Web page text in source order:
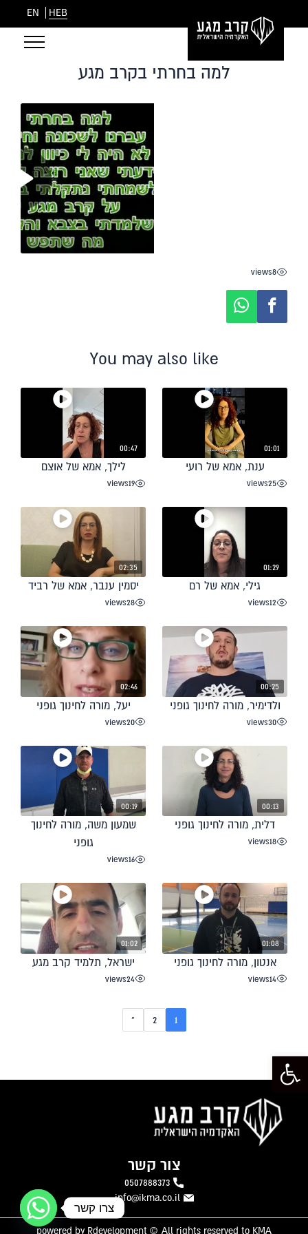
פתח סרגל נגישות
HEB
EN
למה בחרתי בקרב מגע
8
views
You may also like
01:01
ענת, אמא של רועי
25
views
00:47
לילך, אמא של אוצם
19
views
01:29
גילי, אמא של רם
12
views
02:35
יסמין ענבר, אמא של רביד
28
views
00:25
ולדימיר, מורה לחינוך גופני
30
views
02:46
יעל, מורה לחינוך גופני
20
views
00:13
דלית, מורה לחינוך גופני
18
views
00:19
שמעון משה, מורה לחינוך
גופני
16
views
01:08
אנטון, מורה לחינוך גופני
14
views
01:02
ישראל, תלמיד קרב מגע
24
views
1
2
»
צור קשר
0507888373
info@ikma.co.il
powered by Rdevelopment © All rights reserved to KMA
צרו קשר